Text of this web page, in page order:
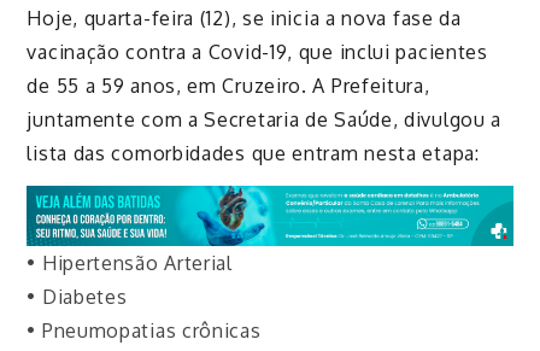
Hoje, quarta-feira (12), se inicia a nova fase da
vacinação contra a Covid-19, que inclui pacientes
de 55 a 59 anos, em Cruzeiro. A Prefeitura,
juntamente com a Secretaria de Saúde, divulgou a
lista dascomorbidades que entram nesta etapa:
• Hipertensão Arterial
• Diabetes
• Pneumopatias crônicas